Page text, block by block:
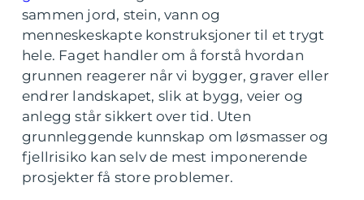
sammen jord, stein, vann og
menneskeskapte konstruksjoner til et trygt
hele. Faget handler om å forstå hvordan
grunnen reagerer når vi bygger, graver eller
endrer landskapet, slik at bygg, veier og
anlegg står sikkert over tid. Uten
grunnleggende kunnskap om løsmasser og
fjellrisiko kan selv de mest imponerende
prosjekter få store problemer.